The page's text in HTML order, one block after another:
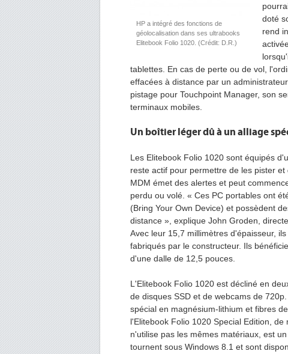
HP a intégré des fonctions de
géolocalisation dans ses ultrabooks
Elitebook Folio 1020. (Crédit: D.R.)
doté
rend
tablettes. En cas de perte ou de vol,
effacées à distance par un
pistage pour Touchpoint Manager, son
terminaux mobiles.
Un boîtier léger dû à un alliage
Les Elitebook Folio 1020 sont équipés
reste actif pour permettre de les pister
MDM émet des alertes et peut
perdu ou volé. « Ces PC portables ont
(Bring Your Own Device) et possèdent
distance », explique John Groden,
Avec leur 15,7 millimètres d'épaisseur,
fabriqués par le constructeur. Ils
d'une dalle de 12,5 pouces.
L'Elitebook Folio 1020 est décliné en
de disques SSD et de webcams de
spécial en magnésium-lithium et fibres
l'Elitebook Folio 1020 Special Edition,
n'utilise pas les mêmes matériaux, est
tournent sous Windows 8.1 et sont